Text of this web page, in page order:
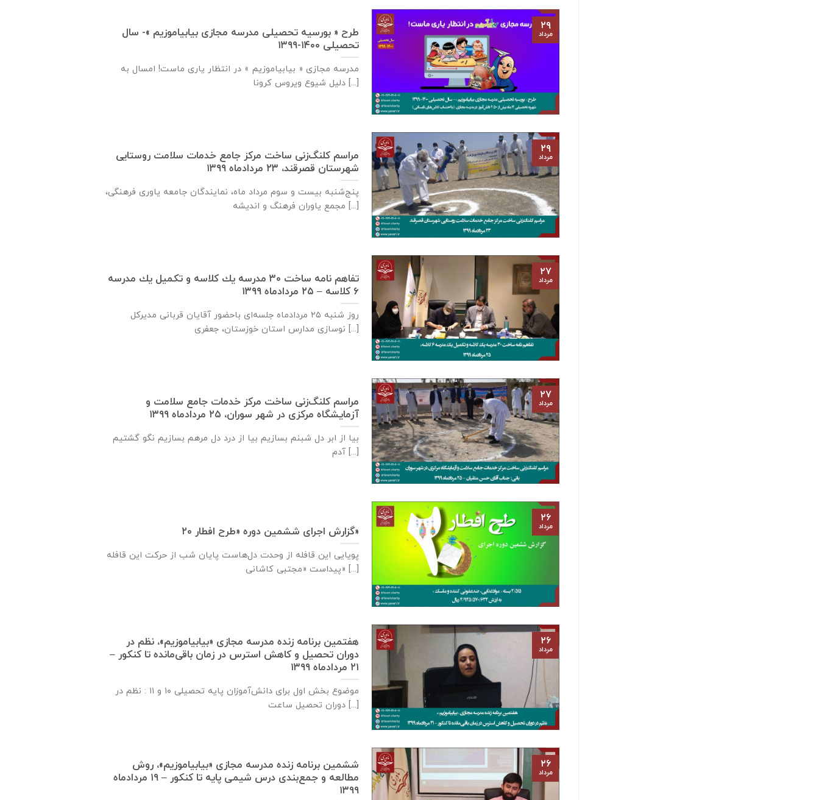
طرح « بورسیه تحصیلی مدرسه مجازی بیابیاموزیم »- سال
تحصیلی ۱۴۰۰-۱۳۹۹
مدرسه مجازی « بیابیاموزیم » در انتظار یاری ماست! امسال به
دلیل شیوع ویروس کرونا [...]
۲۹
مرداد
مراسم کلنگ‌زنی ساخت مرکز جامع خدمات سلامت روستایی
شهرستان قصرقند، ۲۳ مردادماه ۱۳۹۹
پنج‌شنبه بیست و سوم مرداد ماه، نمایندگان جامعه یاوری فرهنگی،
مجمع یاوران فرهنگ و اندیشه [...]
۲۹
مرداد
تفاهم نامه ساخت ٣٠ مدرسه يك كلاسه و تكميل يك مدرسه
٦ كلاسه – ۲۵ مردادماه ۱۳۹۹
نوسازی مدارس استان خوزستان، جعفری [...]
۲۷
مرداد
مراسم کلنگ‌زنی ساخت مرکز خدمات جامع سلامت و
آزمایشگاه مرکزی در شهر سوران، ۲۵ مردادماه ۱۳۹۹
بیا از ابر دل شبنم بسازیم بیا از درد دل مرهم بسازیم نگو گشتیم
آدم [...]
۲۷
مرداد
گزارش اجرای ششمین دوره «طرح افطار ۲۰»
پویایی این قافله از وحدت دل‌هاست پایان شب از حرکت این قافله
پیداست «مجتبی کاشانی» [...]
۲۶
مرداد
هفتمین برنامه زنده مدرسه مجازی «بیابیاموزیم»، نظم در
دوران تحصیل و کاهش استرس در زمان باقی‌مانده تا کنکور –
۲۱ مردادماه ۱۳۹۹
موضوع بخش اول برای دانش‌آموزان پایه تحصیلی ۱۰ و ۱۱ : نظم در
دوران تحصیل ساعت [...]
۲۶
مرداد
ششمین برنامه زنده مدرسه مجازی «بیابیاموزیم»، روش
مطالعه و جمع‌بندی درس شیمی پایه تا کنکور – ۱۹ مردادماه
۱۳۹۹
۲۶
مرداد